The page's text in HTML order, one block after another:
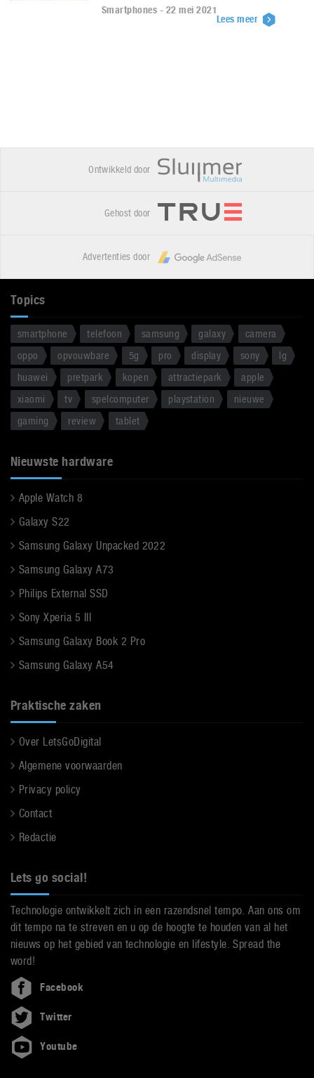
Smartphones - 22 mei 2021
Lees meer
Ontwikkeld door
Gehost door
Advertenties door
Topics
smartphone telefoon samsung galaxy
camera
oppo
opvouwbare 5g pro display sony
lg
huawei
pretpark kopen attractiepark
apple
xiaomi
tv spelcomputer playstation
nieuwe
gaming
review tablet
Nieuwste hardware
Apple Watch 8
Galaxy S22
Samsung Galaxy Unpacked 2022
Samsung Galaxy A73
Philips External SSD
Sony Xperia 5 III
Samsung Galaxy Book 2 Pro
Samsung Galaxy A54
Praktische zaken
Over LetsGoDigital
Algemene voorwaarden
Privacy policy
Contact
Redactie
Lets go social!
Technologie ontwikkelt zich in een razendsnel tempo. Aan ons om
dit tempo na te streven en u op de hoogte te houden van al het
nieuws op het gebied van technologie en lifestyle. Spread the
word!
Facebook
Twitter
Youtube